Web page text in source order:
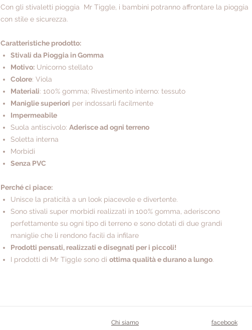
Con gli stivaletti pioggia Mr Tiggle, i bambini potranno affrontare la pioggia
con stile e sicurezza.
Caratteristiche prodotto:
Stivali da Pioggia in Gomma
Motivo: Unicorno stellato
Colore: Viola
Materiali: 100% gomma; Rivestimento interno: tessuto
Maniglie superiori per indossarli facilmente
Impermeabile
Suola antiscivolo: Aderisce ad ogni terreno
Soletta interna
Morbidi
Senza PVC
Perché ci piace:
Unisce la praticità a un look piacevole e divertente.
Sono stivali super morbidi realizzati in 100% gomma, aderiscono
perfettamente su ogni tipo di terreno e sono dotati di due grandi
maniglie che li rendono facili da infilare
Prodotti pensati, realizzati e disegnati per i piccoli!
I prodotti di Mr Tiggle sono di ottima qualità e durano a lungo.
Chi siamo facebook